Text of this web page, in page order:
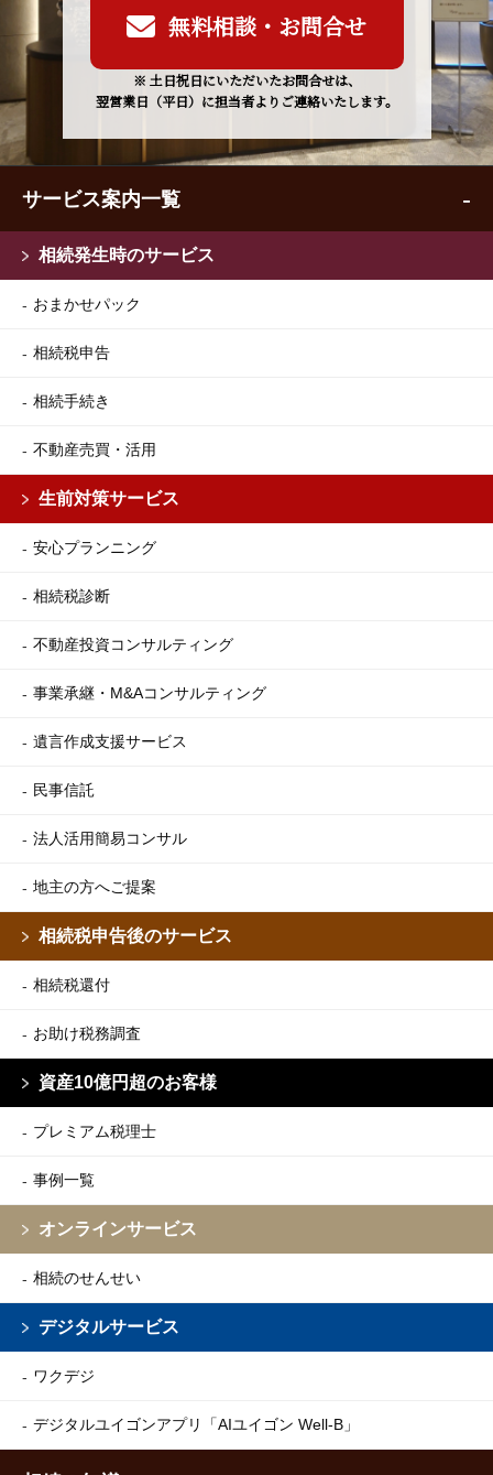
無料相談・お問合せ
※ 土日祝日にいただいたお問合せは、
翌営業日（平日）に担当者よりご連絡いたします。
サービス案内一覧
相続発生時のサービス
おまかせパック
相続税申告
相続手続き
不動産売買・活用
生前対策サービス
安心プランニング
相続税診断
不動産投資コンサルティング
事業承継・M&Aコンサルティング
遺言作成支援サービス
民事信託
法人活用簡易コンサル
地主の方へご提案
相続税申告後のサービス
相続税還付
お助け税務調査
資産10億円超のお客様
プレミアム税理士
事例一覧
オンラインサービス
相続のせんせい
デジタルサービス
ワクデジ
デジタルユイゴンアプリ 「AIユイゴン Well-B」